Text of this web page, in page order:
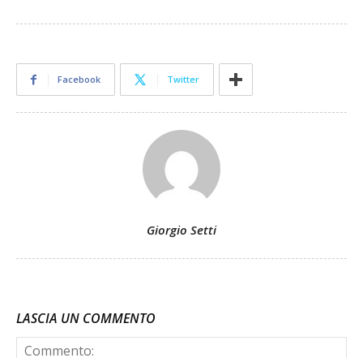
Facebook Twitter
Giorgio Setti
LASCIA UN COMMENTO